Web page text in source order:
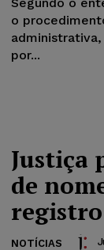
o
por...
Justiça
de
NOTÍCIAS